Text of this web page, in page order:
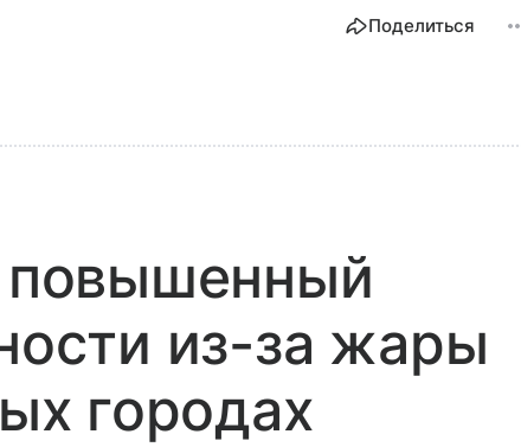
Поделиться
повышенный
из-за жары
городах